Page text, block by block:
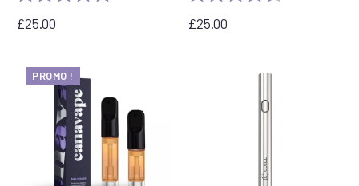
£25.00 £25.00
PROMO !